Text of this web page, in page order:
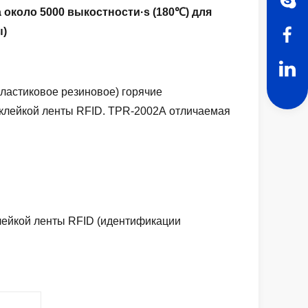
5000 выкостности·s (180℃) для
резиновое) горячие
ленты RFID. TPR-2002A отличаемая
ленты RFID (идентификации